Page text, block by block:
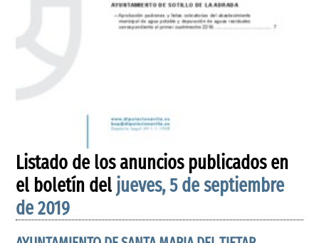
Listado de los anuncios publicados en
el boletín del jueves, 5 de septiembre
de 2019